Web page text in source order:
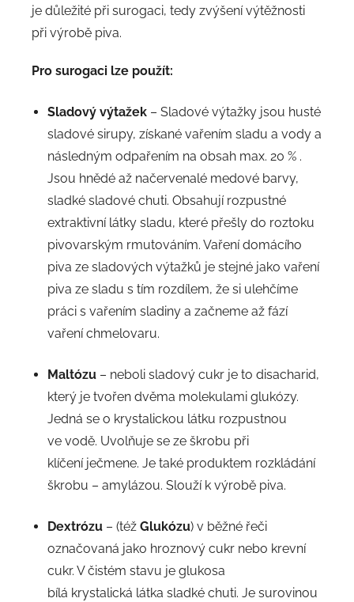
je důležité při surogaci, tedy zvýšení výtěžnosti
při výrobě piva.
Pro surogaci lze použít:
Sladový výtažek – Sladové výtažky jsou husté
sladové sirupy, získané vařením sladu a vody a
následným odpařením na obsah max. 20 % .
Jsou hnědé až načervenalé medové barvy,
sladké sladové chuti. Obsahují rozpustné
extraktivní látky sladu, které přešly do roztoku
pivovarským rmutováním. Vaření domácího
piva ze sladových výtažků je stejné jako vaření
piva ze sladu s tím rozdílem, že si ulehčíme
práci s vařením sladiny a začneme až fází
vaření chmelovaru.
Maltózu – neboli sladový cukr je to disacharid,
který je tvořen dvěma molekulami glukózy.
Jedná se o krystalickou látku rozpustnou
ve vodě. Uvolňuje se ze škrobu při
klíčení ječmene. Je také produktem rozkládání
škrobu – amylázou. Slouží k výrobě piva.
Dextrózu – (též Glukózu) v běžné řeči
označovaná jako hroznový cukr nebo krevní
cukr. V čistém stavu je glukosa
bílá krystalická látka sladké chuti. Je surovinou